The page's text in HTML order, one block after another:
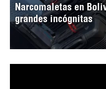
Narcomaletas en
grandes incógnitas